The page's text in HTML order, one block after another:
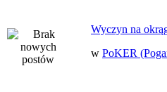
Wyczyn na
w PoKER